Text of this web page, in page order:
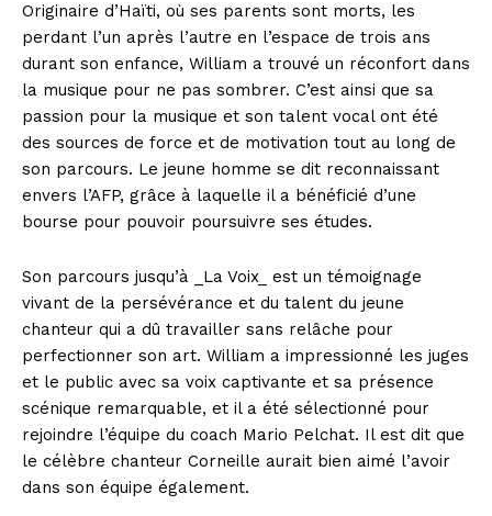
Originaire d’Haïti, où ses parents sont morts, les
perdant l’un après l’autre en l’espace de trois ans
durant son enfance, William a trouvé un réconfort dans
la musique pour ne pas sombrer. C’est ainsi que sa
passion pour la musique et son talent vocal ont été
des sources de force et de motivation tout au long de
son parcours. Le jeune homme se dit reconnaissant
envers l’AFP, grâce à laquelle il a bénéficié d’une
bourse pour pouvoir poursuivre ses études.
Son parcours jusqu’à _La Voix_ est un témoignage
vivant de la persévérance et du talent du jeune
chanteur qui a dû travailler sans relâche pour
perfectionner son art. William a impressionné les juges
et le public avec sa voix captivante et sa présence
scénique remarquable, et il a été sélectionné pour
rejoindre l’équipe du coach Mario Pelchat. Il est dit que
le célèbre chanteur Corneille aurait bien aimé l’avoir
dans son équipe également.